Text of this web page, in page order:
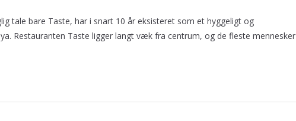
tale bare Taste, har i snart 10 år eksisteret som et hyggeligt og
Restauranten Taste ligger langt væk fra centrum, og de fleste mennesker